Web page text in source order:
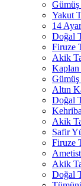
Yakut
14
Doğal
Firuze
Akik
Altın
Doğal
Akik
Safir
Firuze
Akik
Doğal